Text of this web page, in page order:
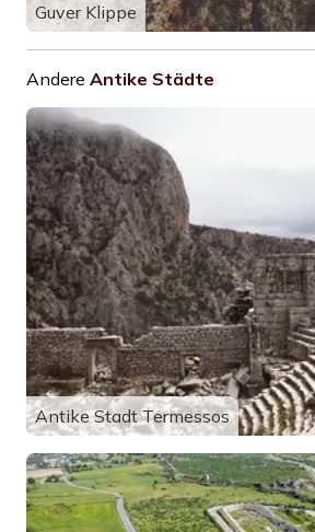
Guver Klippe
Andere Antike Städte
Antike Stadt Termessos